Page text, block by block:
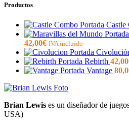
Productos
Castle
42,00€ IVA incluido
Rebirth 42,00
Vantage
Brian Lewis es un diseñador de
USA)